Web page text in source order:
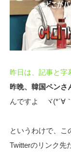
昨日は、記事と字
昨晩、韓国ペンさ
んですよ ヾ(*´∀
というわけで、こ
Twitterのリンク